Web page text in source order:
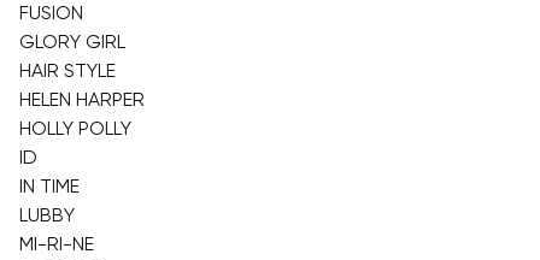
FUSION
GLORY GIRL
HAIR STYLE
HELEN HARPER
HOLLY POLLY
ID
IN TIME
LUBBY
MI-RI-NE